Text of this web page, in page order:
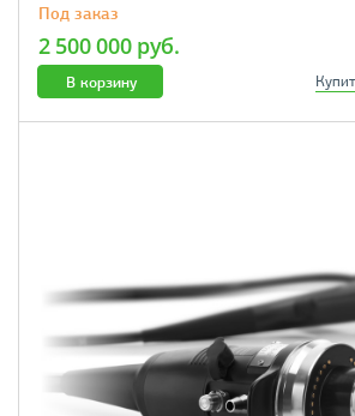
Под заказ
2 500 000 руб.
В корзину